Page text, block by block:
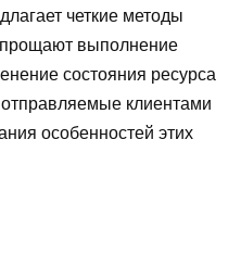
четкие методы
выполнение
состояния ресурса
клиентами
особенностей этих